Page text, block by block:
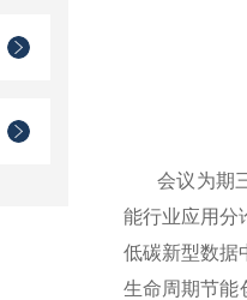
会议为期三
能行业应用分
低碳新型数据
生命周期节能